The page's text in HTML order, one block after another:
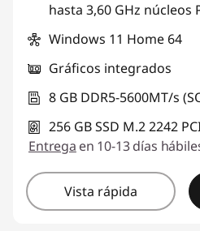
hasta 3,60 GHz núcleos
Windows 11 Home 64
Gráficos integrados
8 GB DDR5-5600MT/s
256 GB SSD M.2 2242
Entrega en 10-13 días
Vista rápida